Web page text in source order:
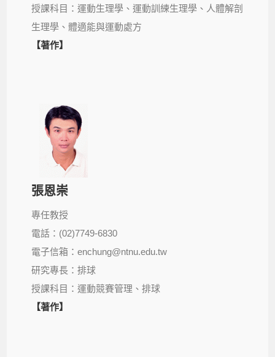
授課科目：運動生理學、運動訓練生理學、人體解剖
生理學、體適能與運動處方
【著作】
張恩崇
專任教授
電話：(02)7749-6830
電子信箱：enchung@ntnu.edu.tw
研究專長：排球
授課科目：運動競賽管理、排球
【著作】